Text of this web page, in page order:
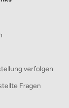
Kleidung,
und
verfolgen
Fragen